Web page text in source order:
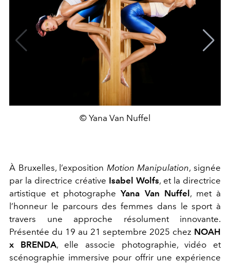
© Yana Van Nuffel
À Bruxelles, l’exposition Motion Manipulation, signée
par la directrice créative Isabel Wolfs, et la directrice
artistique et photographeYana Van Nuffel, met à
l’honneur le parcours des femmes dans le sport à
travers une approche résolument innovante.
Présentée du 19 au 21 septembre 2025 chez NOAH
x BRENDA, elle associe photographie, vidéo et
scénographie immersive pour offrir une expérience